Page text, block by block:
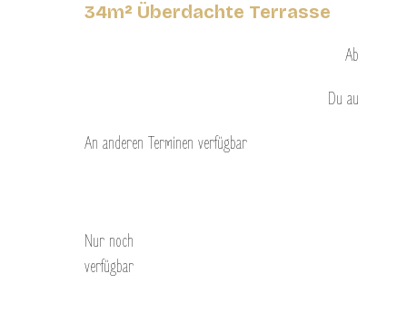
34m² Überdachte Terrasse
Ab
Duau
An anderen Terminen verfügbar
Nur noch
verfügbar